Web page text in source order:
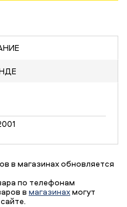
в магазинах обновляется
по телефонам
в магазинахмогут